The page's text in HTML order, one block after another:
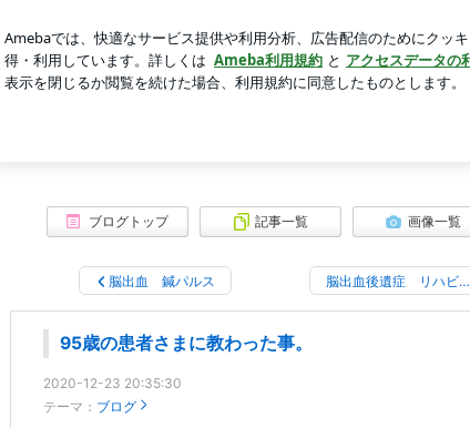
ログ
美味しい梅シソの下拵え
ログ
ブログトップ 記事一覧 画像一覧
脳出血 鍼パルス 脳出血後遺症 リハビ…
95歳の患者さまに教わった事。
2020-12-23 20:35:30
テーマ： ブログ